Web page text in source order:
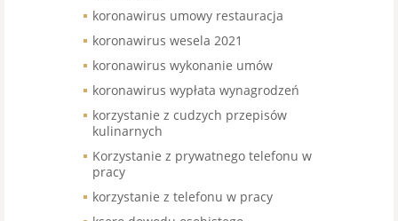
koronawirus umowy restauracja
koronawirus wesela 2021
koronawirus wykonanie umów
koronawirus wypłata wynagrodzeń
korzystanie z cudzych przepisów
kulinarnych
Korzystanie z prywatnego telefonu w
pracy
korzystanie z telefonu w pracy